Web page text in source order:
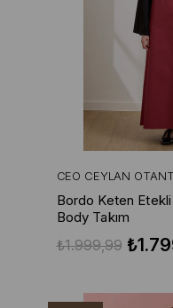
CEO CEYLAN
Bordo Keten
Body Takım
₺1.999,99